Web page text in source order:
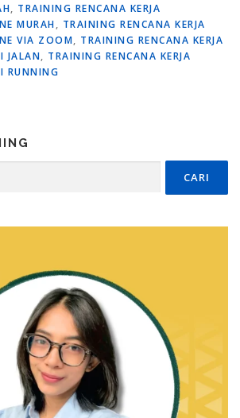
, TRAINING RENCANA KERJA
MURAH, TRAINING RENCANA KERJA
VIA ZOOM, TRAINING RENCANA KERJA
JALAN, TRAINING RENCANA KERJA
RUNNING